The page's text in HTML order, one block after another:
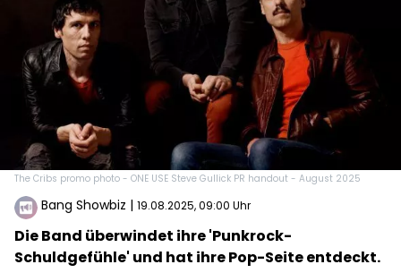
The Cribs promo photo - ONE USE Steve Gullick PR handout - August 2025
Bang Showbiz | 19.08.2025, 09:00 Uhr
Die Band überwindet ihre 'Punkrock-
Schuldgefühle' und hat ihre Pop-Seite entdeckt.